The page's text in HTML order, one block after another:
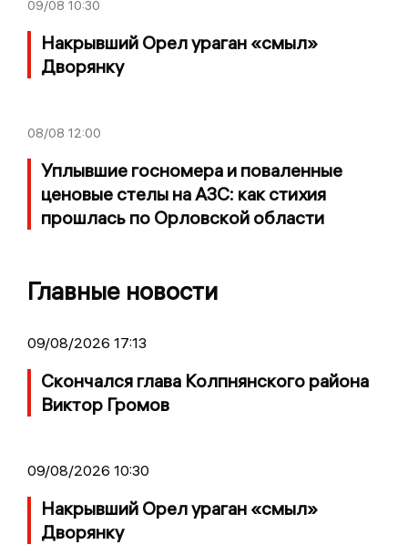
09/08 10:30
Накрывший Орел ураган «смыл»
Дворянку
08/08 12:00
Уплывшие госномера и поваленные
ценовые стелы на АЗС: как стихия
прошлась по Орловской области
Главные новости
09/08/2026 17:13
Скончался глава Колпнянского района
Виктор Громов
09/08/2026 10:30
Накрывший Орел ураган «смыл»
Дворянку